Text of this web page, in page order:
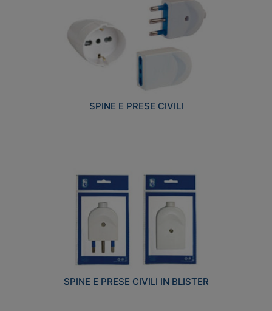
SPINE E PRESE CIVILI
SPINE E PRESE CIVILI IN BLISTER